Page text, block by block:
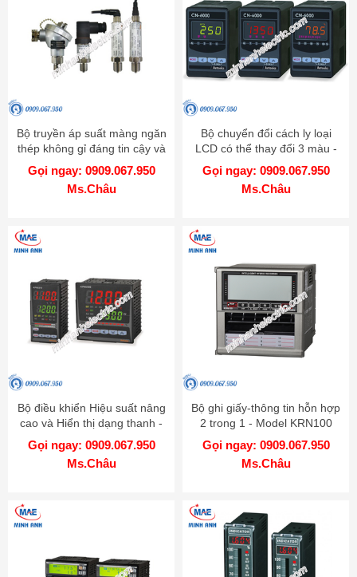
Bộ truyền áp suất màng ngăn
thép không gỉ đáng tin cậy và
chính xác cao - Model TPS20
Gọi ngay: 0909.067.950
Ms.Châu
Bộ chuyển đổi cách ly loại
LCD có thể thay đổi 3 màu -
Model CN-6000
Gọi ngay: 0909.067.950
Ms.Châu
Bộ điều khiển Hiệu suất nâng
cao và Hiển thị dạng thanh -
Model KPN
Gọi ngay: 0909.067.950
Ms.Châu
Bộ ghi giấy-thông tin hỗn hợp
2 trong 1 - Model KRN100
Gọi ngay: 0909.067.950
Ms.Châu